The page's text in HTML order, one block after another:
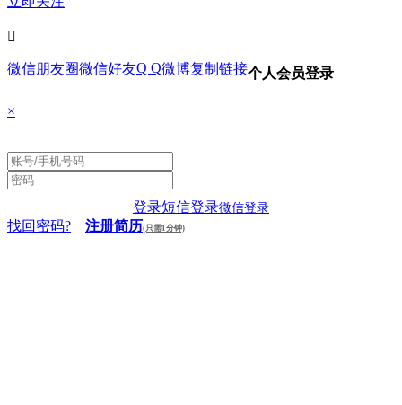

微信朋友圈微信好友Q Q微博复制链接个人会员登录
×
登录短信登录微信登录
找回密码? 注册简历(只需1分钟)